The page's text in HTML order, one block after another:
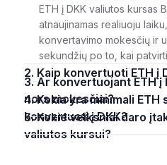
ETH į DKK valiutos kursas
atnaujinamas realiuoju
konvertavimo mokesčių ir
sekundžių po to, kai
2. Kaip konvertuoti ETH
3. Ar konvertuojant ETH į DKK taikomi kokie
nors mokesčiai?
4. Kokia yra minimali ETH suma, kurią galiu
konvertuoti į DKK?
5. Kokie veiksniai daro įtaką ETH į DKK
valiutos kursui?